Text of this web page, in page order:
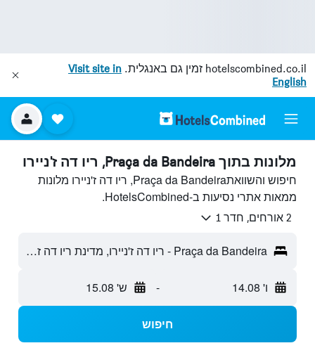
hotelscombined.co.il זמין גם באנגלית. Visit site in
English
מלונות בתוך Praça da Bandeira, ריו דה ז'ניירו
חיפוש והשוואתPraça da Bandeira, ריו דה ז'ניירו מלונות
ממאות אתרי נסיעות ב-HotelsCombined.
2 אורחים, חדר 1
Praça da Bandeira - ריו דה ז'ניירו, מדינת ריו דה ז'ניירו, ברזיל
ו' 14.08 - ש' 15.08
חיפוש